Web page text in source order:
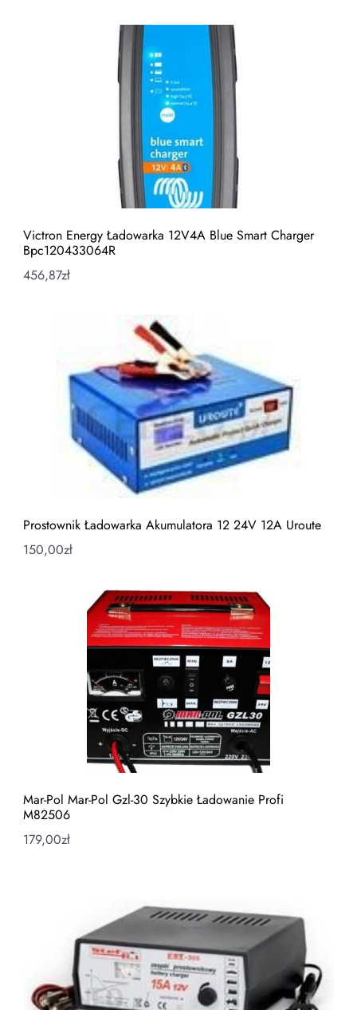
Victron Energy Ładowarka 12V4A Blue Smart Charger
Bpc120433064R
456,87zł
Prostownik Ładowarka Akumulatora 12 24V 12A Uroute
150,00zł
Mar-Pol Mar-Pol Gzl-30 Szybkie Ładowanie Profi
M82506
179,00zł